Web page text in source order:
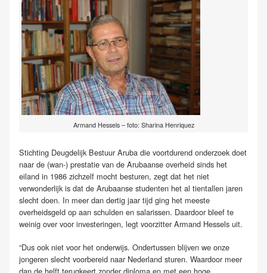
Armand Hessels – foto: Sharina Henriquez
Stichting Deugdelijk Bestuur Aruba die voortdurend onderzoek doet
naar de (wan-) prestatie van de Arubaanse overheid sinds het
eiland in 1986 zichzelf mocht besturen, zegt dat het niet
verwonderlijk is dat de Arubaanse studenten het al tientallen jaren
slecht doen. In meer dan dertig jaar tijd ging het meeste
overheidsgeld op aan schulden en salarissen. Daardoor bleef te
weinig over voor investeringen, legt voorzitter Armand Hessels uit.
“Dus ook niet voor het onderwijs. Ondertussen blijven we onze
jongeren slecht voorbereid naar Nederland sturen. Waardoor meer